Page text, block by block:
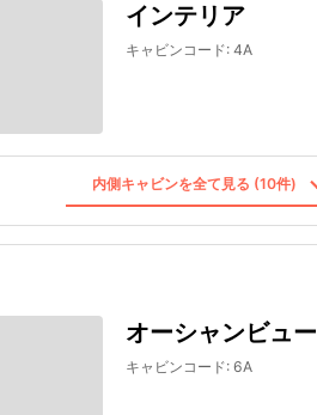
インテリア
キャビンコード: 4A
内側キャビンを全て見る (10件)
オーシャンビュー
キャビンコード: 6A